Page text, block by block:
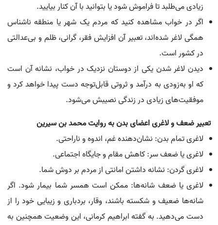
زیادی می‌طلبد تا فراموش شود یا بتوانید با آن کنار بیایید.
اگر در خواب مشاهده کنید که مردم یک شهر یا منطقه ناشناس
همگی لاغر شده‌اند، تعبیر آن افزایش فقر، گرانی، ظلم و بی‌عدالتی
در کشور است.
دیدن لاغر شدن یکی از دوستان نزدیک در خواب، نشانه آن است
که او به‌زودی به درآمد و ثروتی قابل‌توجه دست پیدا خواهد کرد و
موفقیت‌های زیادی در زندگی نصیبش می‌شود.
تعبیر ضعف و لاغری اعضای بدن به روایت محمد بن سیرین
لاغری تمام بدن: نشان‌دهنده غم، اندوه و ناراحتی.
لاغری یا ضعف سر: کاهش مقام و جایگاه اجتماعی.
لاغری گردن: نشانه داشتن امانتی از مردم بر دوش شما.
لاغری یا ضعف شانه‌ها: ممکن است همسر شما بیمار شود. اگر
شانه‌ها ضعیف و شکسته باشند، وقار، بردباری و زیبایی خود را از
دست می‌دهید. به گفته ابراهیم کرمانی، این وضعیت همچنین به